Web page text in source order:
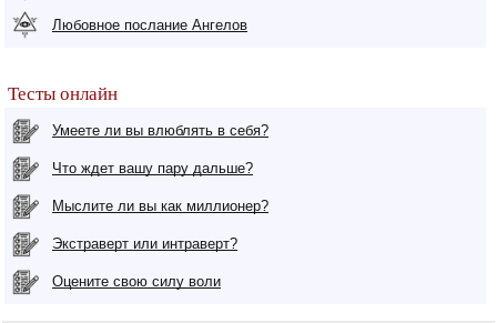
Любовное послание Ангелов
Тесты онлайн
Умеете ли вы влюблять в себя?
Что ждет вашу пару дальше?
Мыслите ли вы как миллионер?
Экстраверт или интраверт?
Оцените свою силу воли